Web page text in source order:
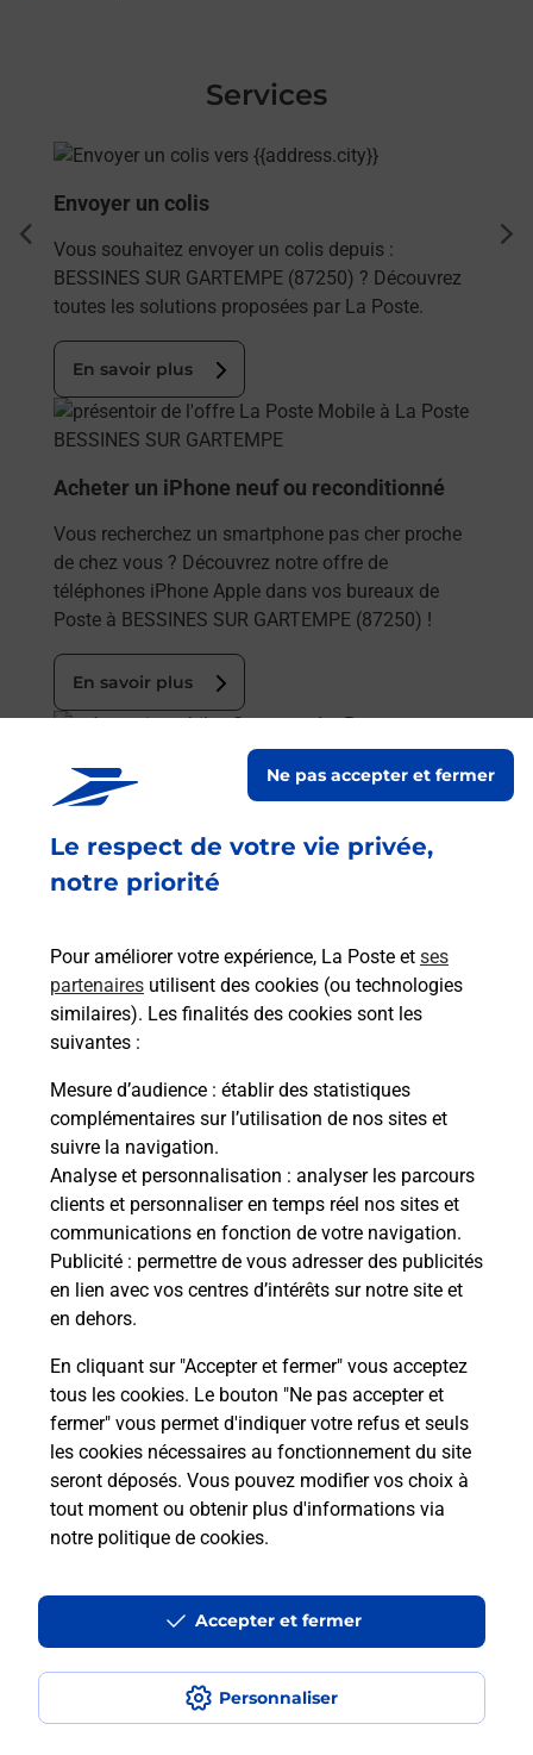
Le respect de votre vie privée,
notre priorité
Pour améliorer votre expérience, La Poste et ses
partenaires utilisent des cookies (ou technologies
similaires). Les finalités des cookies sont les
suivantes :
Mesure d’audience : établir des statistiques
complémentaires sur l’utilisation de nos sites et
suivre la navigation.
Analyse et personnalisation : analyser les parcours
clients et personnaliser en temps réel nos sites et
communications en fonction de votre navigation.
Publicité : permettre de vous adresser des publicités
en lien avec vos centres d’intérêts sur notre site et
en dehors.
En cliquant sur "Accepter et fermer" vous acceptez
tous les cookies. Le bouton "Ne pas accepter et
fermer" vous permet d'indiquer votre refus et seuls
les cookies nécessaires au fonctionnement du site
seront déposés. Vous pouvez modifier vos choix à
tout moment ou obtenir plus d'informations via
notre politique de cookies.
Personnaliser
Ne pas accepter et fermer
Accepter et fermer
Services
En savoir plus
Envoyer un colis
Vous souhaitez envoyer un colis depuis :
BESSINES SUR GARTEMPE (87250) ? Découvrez
toutes les solutions proposées par La Poste.
En savoir plus
En savoir plus
Acheter un iPhone neuf ou reconditionné
Vous recherchez un smartphone pas cher proche
de chez vous ? Découvrez notre offre de
téléphones iPhone Apple dans vos bureaux de
Poste à BESSINES SUR GARTEMPE (87250) !
En savoir plus
En savoir plus
Acheter un smartphone Samsung
Vous recherchez un smartphone pas cher proche
de chez vous ? Découvrez notre offre de
En savoir plus
En savoir plus
Souscrire à la téléassistance
Besoin d’un système de téléassistance à l’intérieur
et/ou à l’extérieur de votre domicile ? Découvrez
les offres téléalarme dans votre bureau de Poste à
BESSINES SUR GARTEMPE.
En savoir plus
BESSINES SUR GARTEMPE
BESSINES SUR GARTEMPE
Accessibilité : partiellement conforme
Conditions contractuelles
Mentions légales